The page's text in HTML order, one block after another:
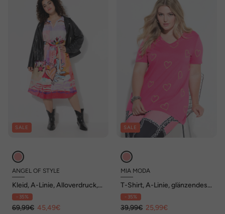
SALE
ANGEL OF STYLE
Kleid, A-Linie, Alloverdruck,
Langarm
- 35%
69,99€ 45,49€
SALE
MIA MODA
T-Shirt, A-Linie, glänzendes
Herzmuster
- 35%
39,99€ 25,99€